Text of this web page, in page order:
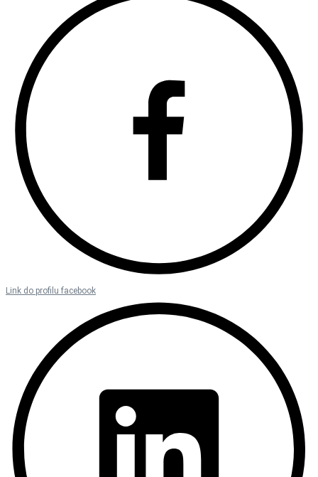
Link do profilu facebook